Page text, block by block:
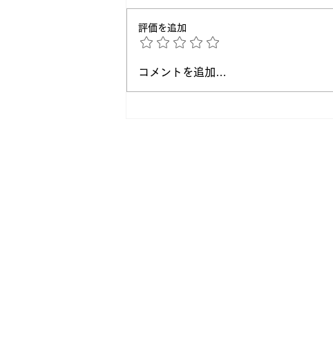
正論よりも大切なこと。相手
が動き出すコミュニケーショ
評価を追加
コメントを追加…